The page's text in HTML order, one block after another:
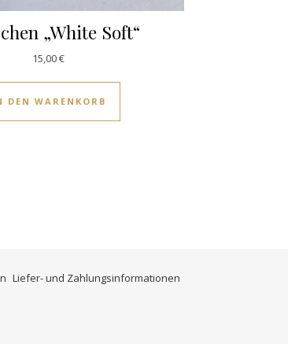
„White Soft“
15,00€
DEN WARENKORB
Liefer- und Zahlungsinformationen